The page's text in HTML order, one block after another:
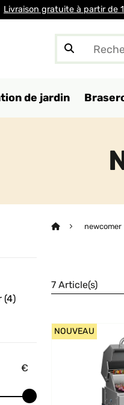
Livraison gratuite à partir de
de jardin
(4)
€
newcomer
7 Article(s)
NOUVEAU